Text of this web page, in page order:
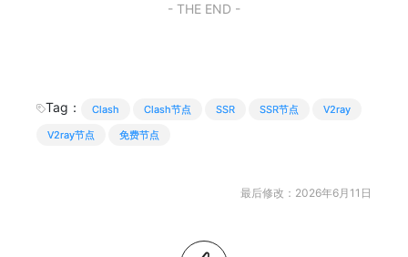
- THE END -
Tag： Clash Clash节点 SSR SSR节点
V2ray
V2ray节点
免费节点
最后修改：2026年6月11日